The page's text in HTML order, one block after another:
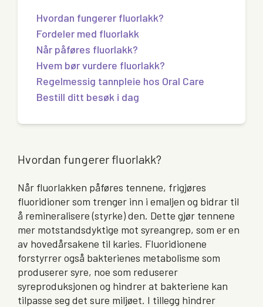
Hvordan fungerer fluorlakk?
Når fluorlakken påføres tennene, frigjøres
fluoridioner som trenger inn i emaljen og bidrar til
å remineralisere (styrke) den. Dette gjør tennene
mer motstandsdyktige mot syreangrep, som er en
av hovedårsakene til karies. Fluoridionene
forstyrrer også bakterienes metabolisme som
produserer syre, noe som reduserer
syreproduksjonen og hindrer at bakteriene kan
tilpasse seg det sure miljøet. I tillegg hindrer
Hvordan fungerer fluorlakk?
Fordeler med fluorlakk
Når påføres fluorlakk?
Hvem bør vurdere fluorlakk?
Regelmessig tannpleie hos Oral Care
Bestill ditt besøk i dag